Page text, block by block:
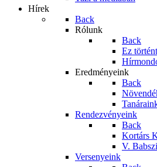
Hírek
Back
Rólunk
Back
Ez
Eredményeink
Back
Rendezvényeink
Back
Kortárs
V.
Versenyeink